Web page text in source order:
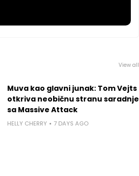
View all
Muva kao glavni junak: Tom Vejts
otkriva neobičnu stranu saradnje
sa Massive Attack
HELLY CHERRY 7 DAYS AGO